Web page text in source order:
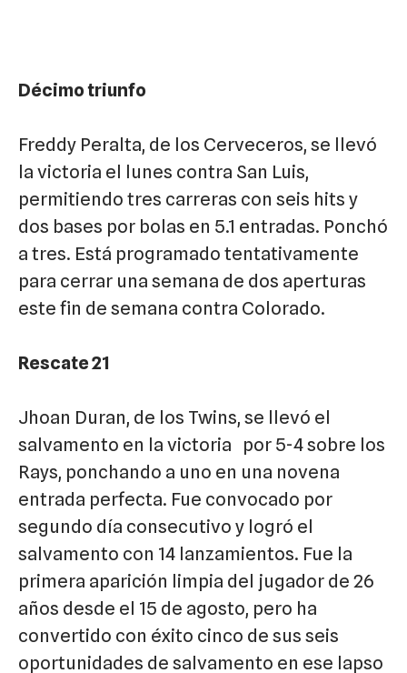
Décimo triunfo
Freddy Peralta, de los Cerveceros, se llevó
la victoria el lunes contra San Luis,
permitiendo tres carreras con seis hits y
dos bases por bolas en 5.1 entradas. Ponchó
a tres. Está programado tentativamente
para cerrar una semana de dos aperturas
este fin de semana contra Colorado.
Rescate 21
Jhoan Duran, de los Twins, se llevó el
salvamento en la victoria por 5-4 sobre los
Rays, ponchando a uno en una novena
entrada perfecta. Fue convocado por
segundo día consecutivo y logró el
salvamento con 14 lanzamientos. Fue la
primera aparición limpia del jugador de 26
años desde el 15 de agosto, pero ha
convertido con éxito cinco de sus seis
oportunidades de salvamento en ese lapso